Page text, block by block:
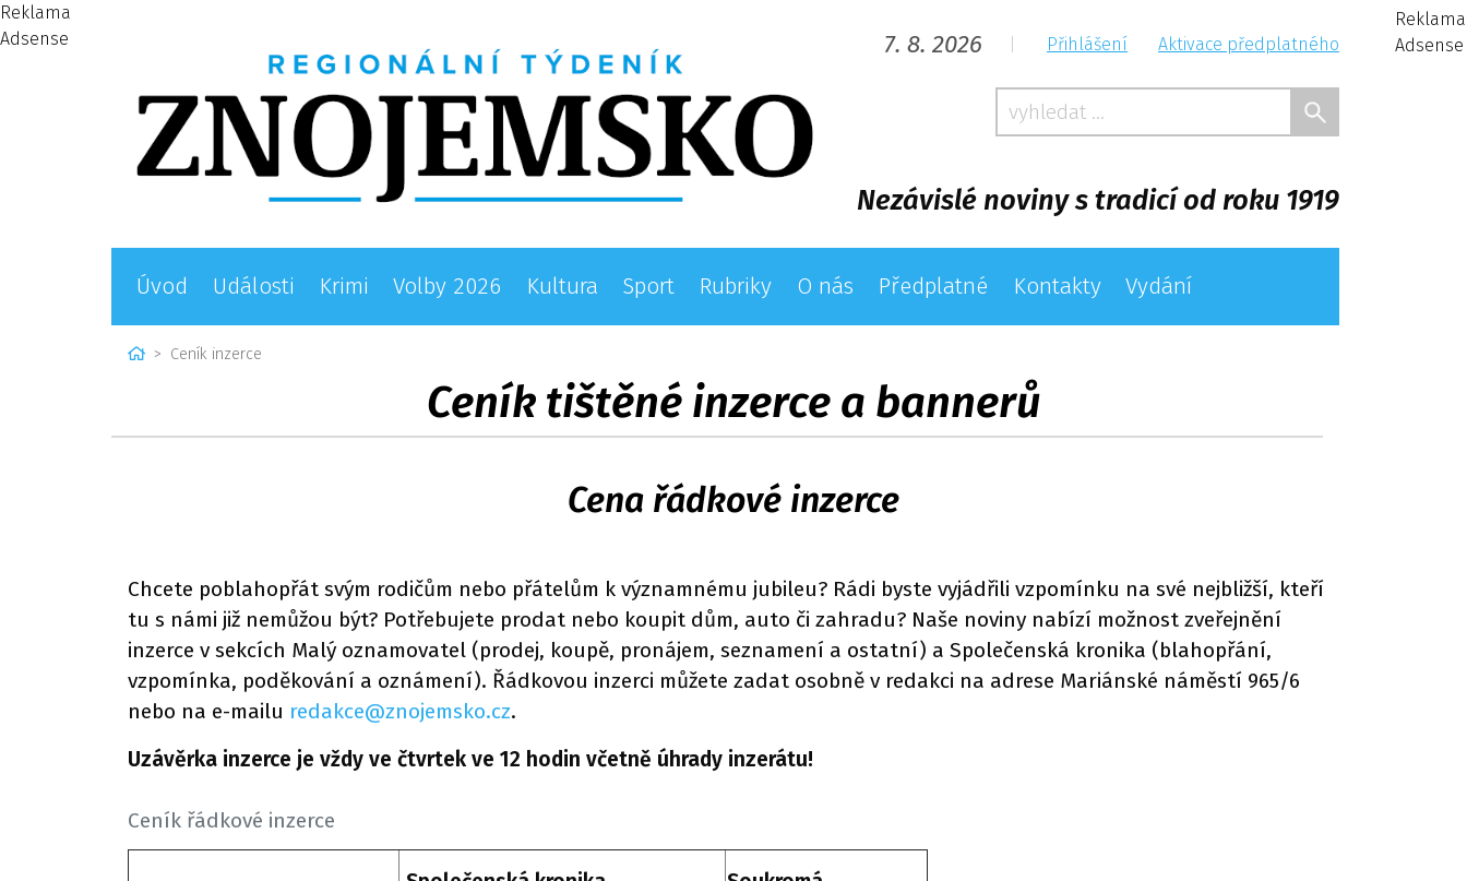
7. 8. 2026 Přihlášení Aktivace předplatného
Nezávislé noviny s tradicí od roku 1919
Úvod Události Krimi Volby 2026 Kultura Sport Rubriky O nás Předplatné Kontakty Vydání
Reklama
Adsense
Reklama
Adsense
HomeCeník inzerce
Ceník tištěné inzerce a bannerů
Cena řádkové inzerce
Chcete poblahopřát svým rodičům nebo přátelům k významnému jubileu? Rádi byste vyjádřili vzpomínku na své nejbližší, kteří
tu s námi již nemůžou být? Potřebujete prodat nebo koupit dům, auto či zahradu? Naše noviny nabízí možnost zveřejnění
inzerce v sekcích Malý oznamovatel (prodej, koupě, pronájem, seznamení a ostatní) a Společenská kronika (blahopřání,
vzpomínka, poděkování a oznámení). Řádkovou inzerci můžete zadat osobně v redakci na adrese Mariánské náměstí 965/6
nebo na e-mailu redakce@znojemsko.cz.
Uzávěrka inzerce je vždy ve čtvrtek ve 12 hodin včetně úhrady inzerátu!
Ceník řádkové inzerce